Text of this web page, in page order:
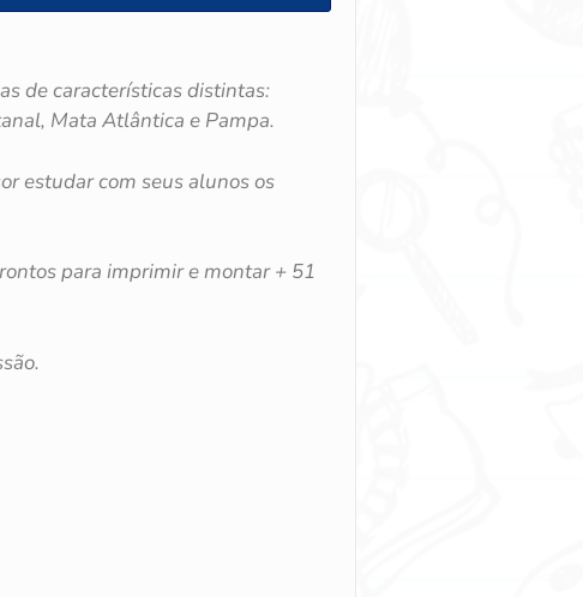
de características distintas:
Mata Atlântica e Pampa.
estudar com seus alunos os
para imprimir e montar + 51